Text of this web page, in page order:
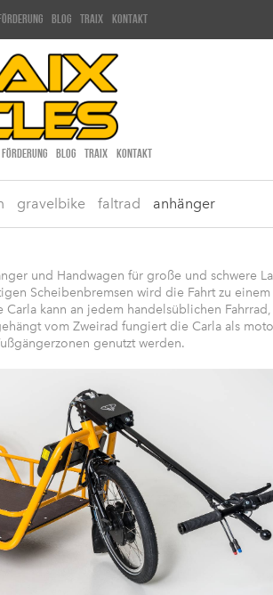
blog traix kontakt
BLOG TRAIX KONTAKT
gravelbike faltrad anhänger
und Handwagen für große und schwere
Scheibenbremsen wird die Fahrt zu einem
kann an jedem handelsüblichen Fahrrad,
vom Zweirad fungiert die Carla als
genutzt werden.